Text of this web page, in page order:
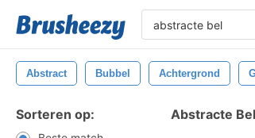
Abstract Bubbel Achtergrond
Sorteren op: Abstracte